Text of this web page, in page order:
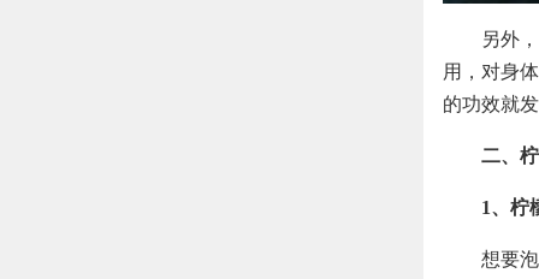
另外
用，对身
的功效就
二、
1、柠
想要